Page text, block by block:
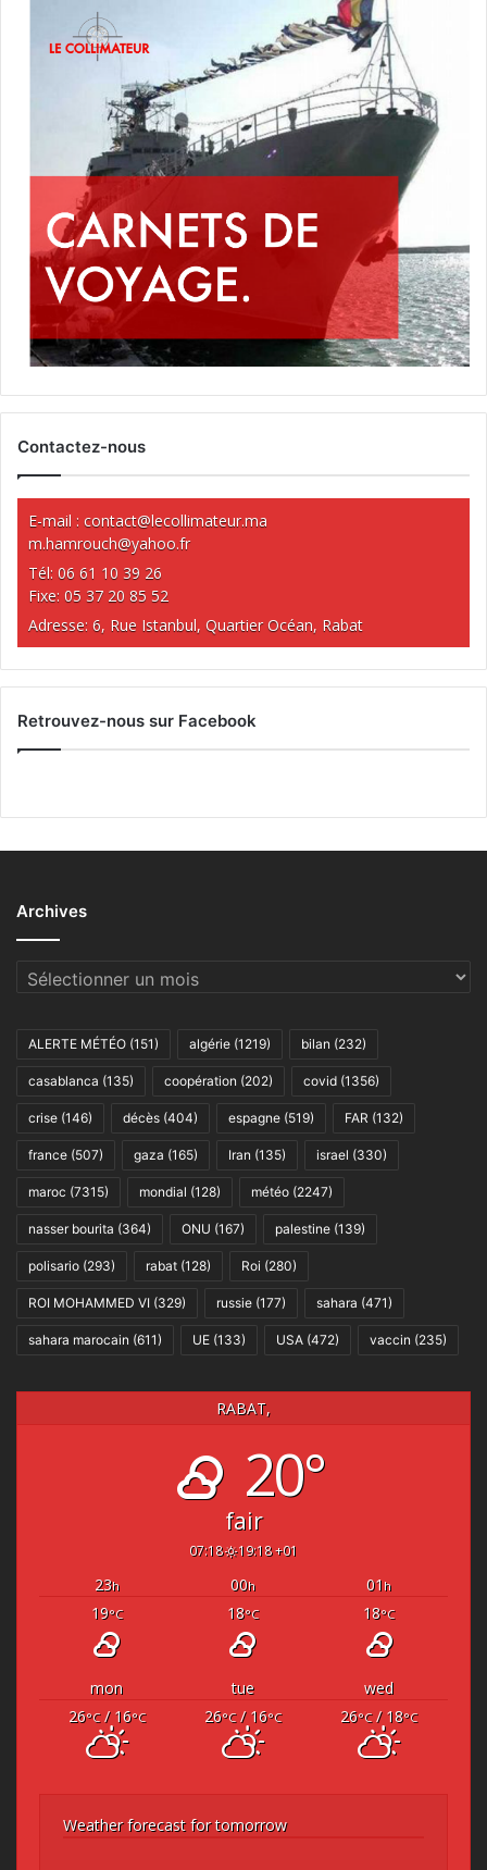
Contactez-nous
E-mail : contact@lecollimateur.ma
m.hamrouch@yahoo.fr
Tél: 06 61 10 39 26
Fixe: 05 37 20 85 52
Adresse: 6, Rue Istanbul, Quartier Océan, Rabat
Retrouvez-nous sur Facebook
Archives
Archives
ALERTE MÉTÉO (151) algérie (1219) bilan (232)
casablanca (135) coopération (202) covid (1356)
crise (146) décès (404) espagne (519) FAR (132)
france (507) gaza (165) Iran (135) israel (330)
maroc (7315) mondial (128) météo (2247)
nasser bourita (364) ONU (167) palestine (139)
polisario (293) rabat (128) Roi (280)
ROI MOHAMMED VI (329) russie (177) sahara (471)
sahara marocain (611) UE (133) USA (472) vaccin (235)
RABAT,
20°
fair
07:18 19:18 +01
23h 00h 01 h
19°C 18°C 18°C
mon tue
wed
26°C/ 16°C 26°C/ 16°C 26°C/ 18°C
Weather forecast for tomorrow